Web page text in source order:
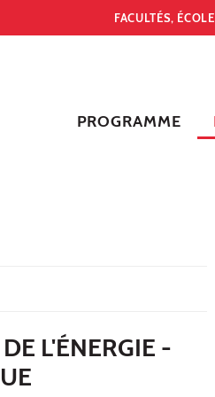
FACULTÉS,
PROGRAMME
L'ÉNERGIE -